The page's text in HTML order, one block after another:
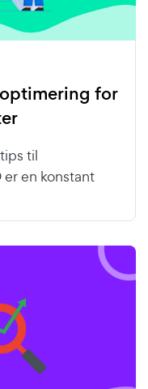
for
til
en konstant